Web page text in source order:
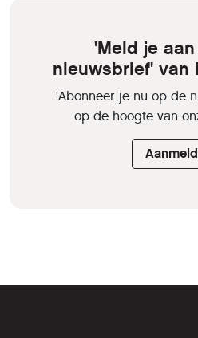
'Meld je
nieuwsbrief' van
'Abonneer je nu op de
op de hoogte van